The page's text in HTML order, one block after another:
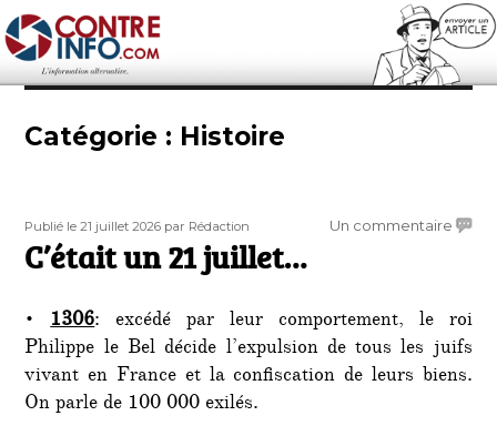
Contre-Info
Catégorie : Histoire
Publié
le
Publié le 21 juillet 2026 Auteur
par Rédaction Un commentairesur
C’était un 21 juillet…
•1306: excédé par leur comportement, le roi
Philippe le Bel décide l’expulsion de tous les juifs
vivant en France et la confiscation de leurs biens.
On parle de 100 000 exilés.